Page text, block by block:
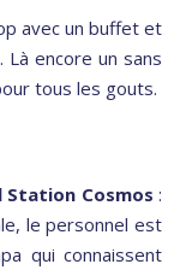
avec un buffet et
encore un sans
tous les gouts.
Station Cosmos:
le personnel est
qui connaissent